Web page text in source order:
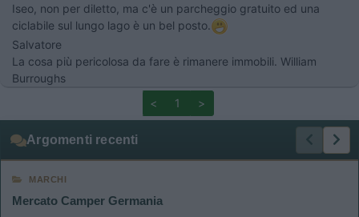
Iseo, non per diletto, ma c'è un parcheggio gratuito ed una
ciclabile sul lungo lago è un bel posto.
Salvatore
La cosa più pericolosa da fare è rimanere immobili. William
Burroughs
<
1 >
Argomenti recenti
MARCHI
Mercato Camper Germania